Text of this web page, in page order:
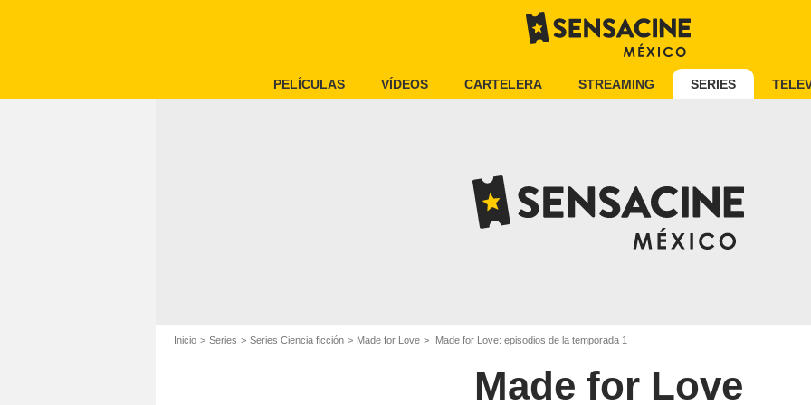
PELÍCULAS VÍDEOS CARTELERA STREAMING SERIES
Inicio Series Series Ciencia ficción Made for Love Made for Love: episodios de la temporada 1
Made for Love